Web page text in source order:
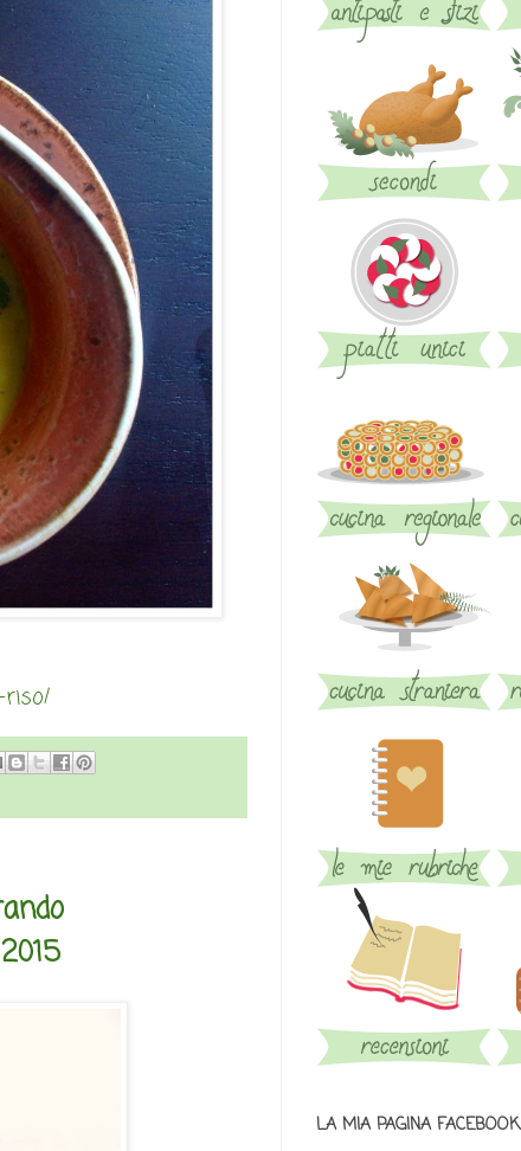
riso/
LA MIA PAGINA FACEBOOK